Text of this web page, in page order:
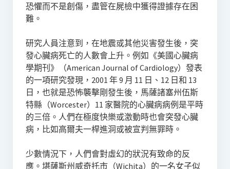
恐懼而不是創傷，盡管在屍檢中獲得證據存在困
難。
研究人員注意到，在地震或其他災害發生後，突
發心臟病死亡的人數會上升。例如《美國心臟病
學期刊》（American Journal of Cardiology）發表
的一項研究發現，2001 年 9 月 11 日、12 日和 13
日，也就是恐怖襲擊剛發生後，馬薩諸塞州伍斯
特縣（Worcester）11 家醫院的心臟病病例是平時
的三倍。人們在極度快樂或激動時也會突發心臟
病，比如高爾夫一桿進洞或被宣判無罪時。
少數情況下，人們會對虛幻的狀況有致命的反
應。堪薩斯州威奇托市（Wichita）的一名女子似